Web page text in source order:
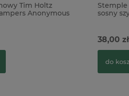
Tim Holtz
Anonymous
Stemple
sosny
38,00 zł
do